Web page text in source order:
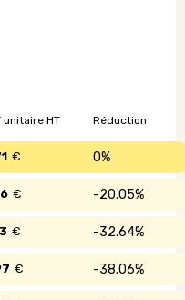
Réduction
unitaire HT
0%
€
20.05%
€
32.64%
€
38.06%
€